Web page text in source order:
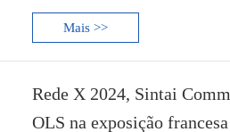
Mais >>
Rede X 2024, Sintai
OLS na exposição